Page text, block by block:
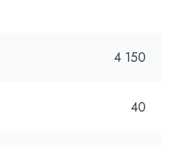
4 150
40